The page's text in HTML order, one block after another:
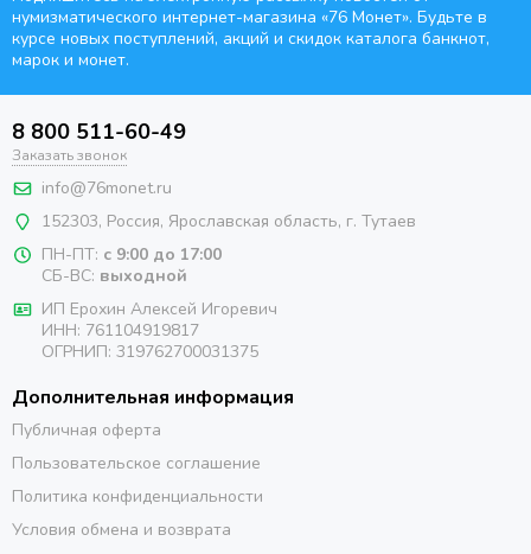
нумизматического интернет-магазина «76 Монет». Будьте в
курсе новых поступлений, акций и скидок каталога банкнот,
марок и монет.
8 800 511-60-49
Заказать звонок
info@76monet.ru
152303, Россия, Ярославская область, г. Тутаев
ПН-ПТ: с 9:00 до 17:00
СБ-ВС: выходной
ИП Ерохин Алексей Игоревич
ИНН: 761104919817
ОГРНИП: 319762700031375
Дополнительная информация
Публичная оферта
Пользовательское соглашение
Политика конфиденциальности
Условия обмена и возврата